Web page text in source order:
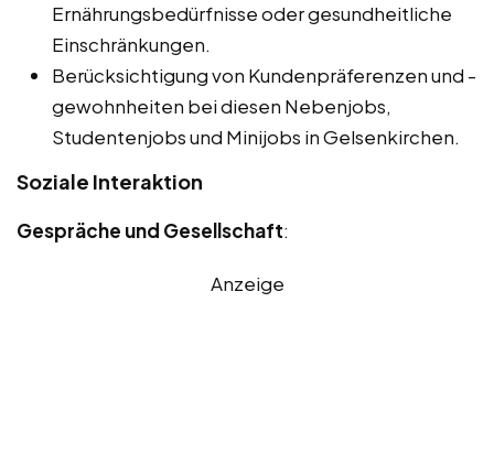
Ernährungsbedürfnisse oder gesundheitliche
Einschränkungen.
Berücksichtigung von Kundenpräferenzen und -
gewohnheiten bei diesen Nebenjobs,
Studentenjobs und Minijobs in Gelsenkirchen.
Soziale Interaktion
Gespräche und Gesellschaft:
Anzeige